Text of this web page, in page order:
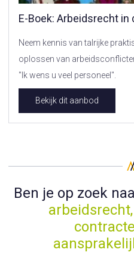
E-Boek: Arbeidsrecht in
Neem kennis van talrijke
oplossen van
"Ik wens u veel personeel".
Bekijk dit aanbod
Ben je op zoek